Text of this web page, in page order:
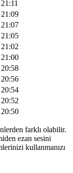
21:11
21:09
21:07
21:05
21:02
21:00
20:58
20:56
20:54
20:52
20:50
farklı olabilir.
ezan sesini
kullanmanızı